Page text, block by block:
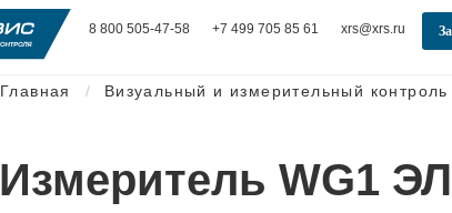
8 800 505-47-58 +7 499 705 85 61 xrs@xrs.ru
Главная Визуальный и измерительный контроль
Измеритель WG1